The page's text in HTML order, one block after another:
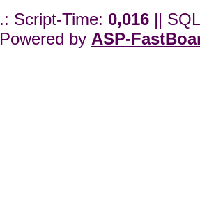
.: Script-Time: 0,016||
Powered by ASP-